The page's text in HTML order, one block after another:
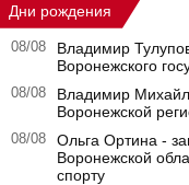
Дни рождения
08/08
Владимир
Воронежского
08/08
Владимир
Воронежской
08/08
Ольга Ортина -
Воронежской
спорту